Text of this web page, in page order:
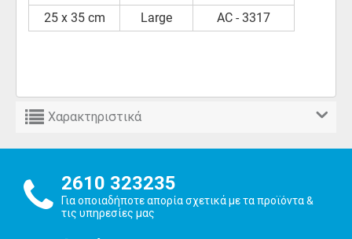
25 x 35 cm Large AC - 3317
Χαρακτηριστικά
2610 323235
Για οποιαδήποτε απορία σχετικά με τα προϊόντα &
τις υπηρεσίες μας